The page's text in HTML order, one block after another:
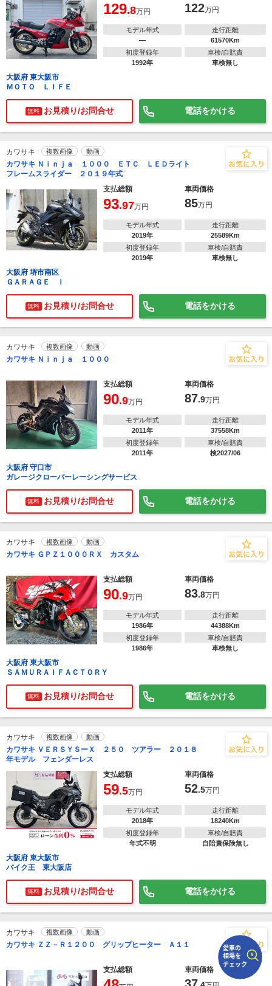
129.8万円 122万円
モデル年式
―
走行距離
61570Km
初度登録年
1992年
車検/自賠責
車検無し
大阪府 東大阪市
ＭＯＴＯ ＬＩＦＥ
無料 お見積り/お問合せ 電話をかける
カワサキ 複数画像 動画
カワサキ Ｎｉｎｊａ １０００ ＥＴＣ ＬＥＤライト
フレームスライダー ２０１９年式
支払総額
車両価格
93.97万円 85万円
モデル年式
2019年
走行距離
25589Km
初度登録年
2019年
車検/自賠責
車検無し
大阪府 堺市南区
ＧＡＲＡＧＥ Ｉ
無料 お見積り/お問合せ 電話をかける
カワサキ 複数画像 動画
カワサキ Ｎｉｎｊａ １０００
支払総額 車両価格
90.9万円 87.9万円
モデル年式
2011年
走行距離
37558Km
初度登録年
2011年
車検/自賠責
検2027/06
大阪府 守口市
ガレージクローバーレーシングサービス
無料 お見積り/お問合せ 電話をかける
カワサキ 複数画像 動画
カワサキ ＧＰＺ１０００ＲＸ カスタム
支払総額 車両価格
90.9万円 83.8万円
モデル年式
1986年
走行距離
44388Km
初度登録年
1986年
車検/自賠責
車検無し
大阪府 東大阪市
ＳＡＭＵＲＡＩＦＡＣＴＯＲＹ
無料 お見積り/お問合せ 電話をかける
カワサキ 複数画像 動画
カワサキ ＶＥＲＳＹＳーＸ ２５０ ツアラー ２０１８
年モデル フェンダーレス
支払総額
車両価格
59.5万円 52.5万円
モデル年式
2018年
走行距離
18240Km
初度登録年
年式不明
車検/自賠責
自賠責保険無し
大阪府 東大阪市
バイク王 東大阪店
無料 お見積り/お問合せ 電話をかける
カワサキ 複数画像 動画
カワサキ ＺＺ－Ｒ１２００ グリップヒーター Ａ１１
支払総額 車両価格
車種選択するだけ、かんたん相場検索
まずはメーカーを選択する